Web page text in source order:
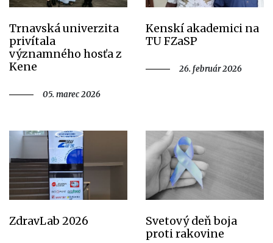
Trnavská univerzita
privítala
významného hosťa z
Kene
05. marec 2026
Kenskí akademici na
TU FZaSP
26. február 2026
ZdravLab 2026
Svetový deň boja
proti rakovine